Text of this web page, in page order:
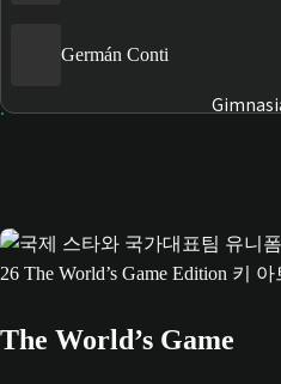
Germán Conti
The World’s Game